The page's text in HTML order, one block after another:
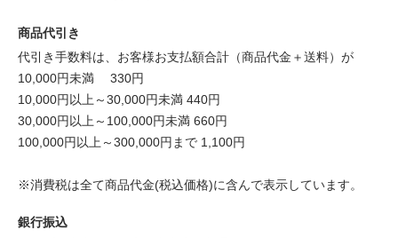
商品代引き
代引き手数料は、お客様お支払額合計（商品代金＋送料）が
10,000円未満 330円
10,000円以上～30,000円未満 440円
30,000円以上～100,000円未満 660円
100,000円以上～300,000円まで 1,100円
※消費税は全て商品代金(税込価格)に含んで表示しています。
銀行振込